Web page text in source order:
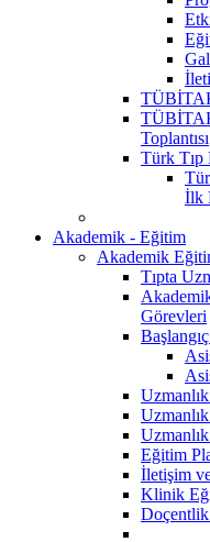
Toplantısı
Türk Tıp
İlk
Akademik - Eğitim
Akademik
Tıpta
Görevleri
Eğitim
İletişim
Klinik